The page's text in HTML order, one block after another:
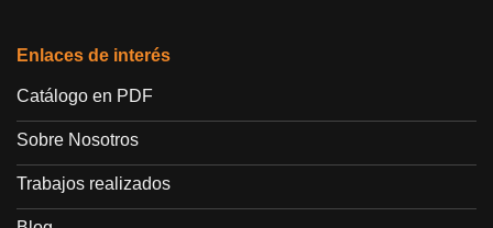
Enlaces de interés
Catálogo en PDF
Sobre Nosotros
Trabajos realizados